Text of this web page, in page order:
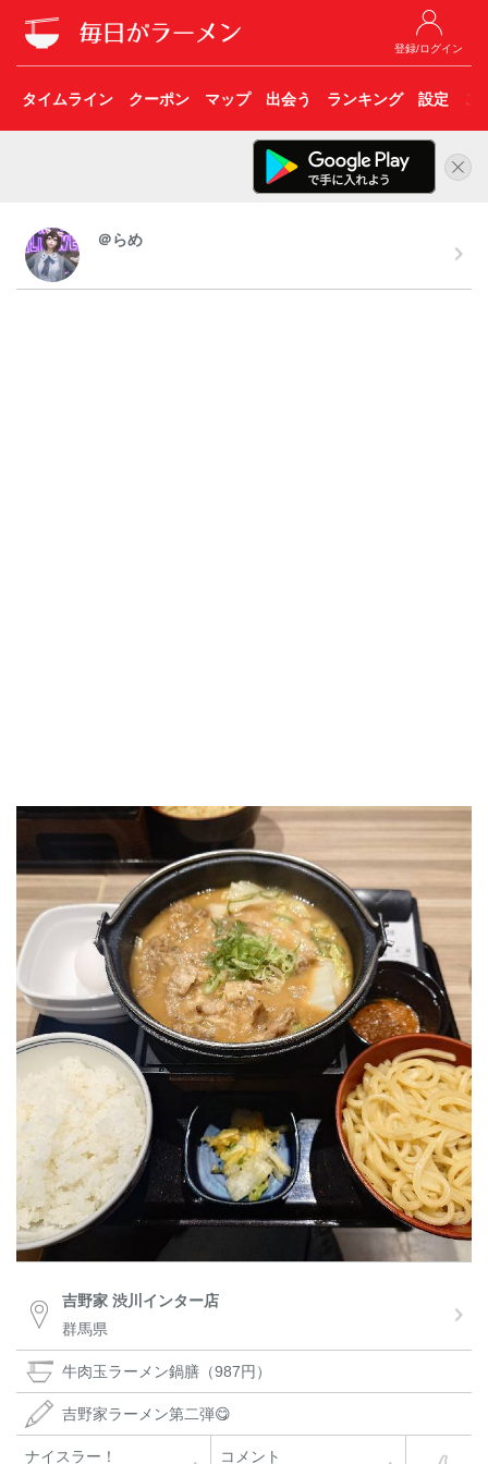
登録/ログイン
タイムライン クーポン マップ 出会う ランキング 設定 こ
＠らめ
吉野家 渋川インター店
群馬県
牛肉玉ラーメン鍋膳（987円）
吉野家ラーメン第二弾😋
ナイスラー！ コメント